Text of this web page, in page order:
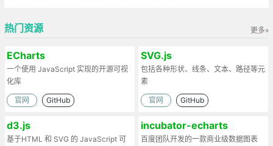
更多»
热门资源
ECharts
一个使用 JavaScript 实现的开源可视
化库
官网 GitHub
SVG.js
包括各种形状、线条、文本、路径等元
素
官网 GitHub
d3.js
基于HTML 和 SVG 的 JavaScript 可
incubator-echarts
百度团队开发的一款商业级数据图表